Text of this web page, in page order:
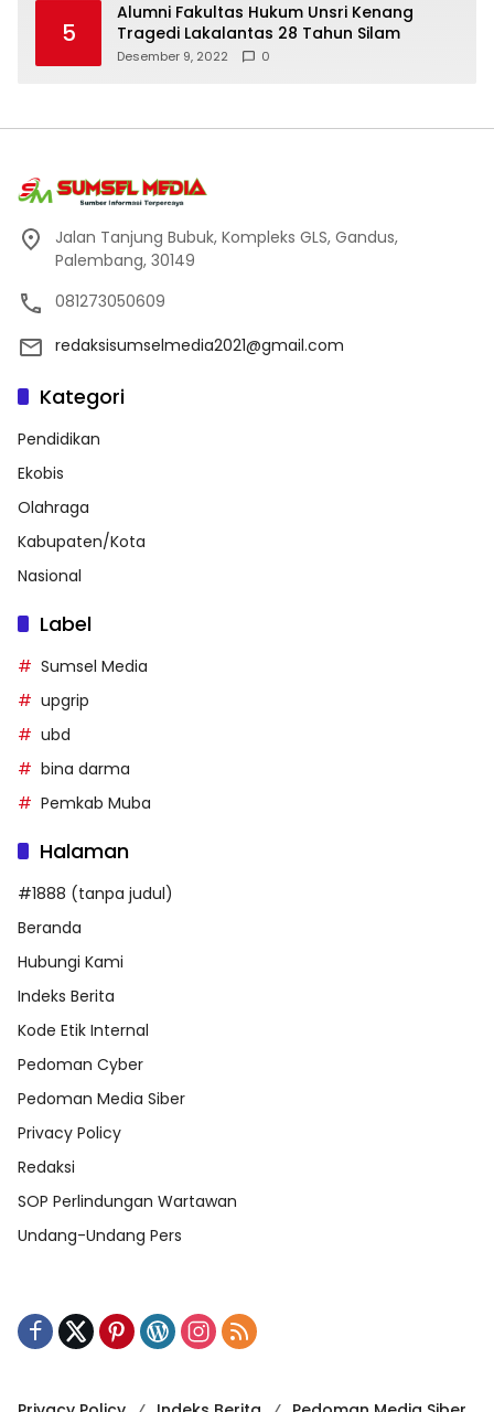
5
Alumni Fakultas Hukum Unsri Kenang
Tragedi Lakalantas 28 Tahun Silam
Desember 9, 2022 0
Jalan Tanjung Bubuk, Kompleks GLS, Gandus,
Palembang, 30149
081273050609
redaksisumselmedia2021@gmail.com
Kategori
Pendidikan
Ekobis
Olahraga
Kabupaten/Kota
Nasional
Label
Sumsel Media
upgrip
ubd
bina darma
Pemkab Muba
Halaman
#1888 (tanpa judul)
Beranda
Hubungi Kami
Indeks Berita
Kode Etik Internal
Pedoman Cyber
Pedoman Media Siber
Privacy Policy
Redaksi
SOP Perlindungan Wartawan
Undang-Undang Pers